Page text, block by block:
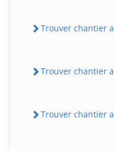
Trouver chantier
Trouver chantier
Trouver chantier